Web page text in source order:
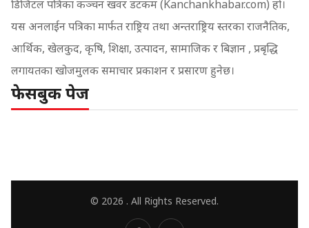
डिजिटल पत्रिका कञ्चन खवर डटकम (Kanchankhabar.com) हो।
यस अनलाईन पत्रिका मार्फत राष्ट्रिय तथा अन्तराष्ट्रिय स्तरका राजनैतिक,
आर्थिक, खेलकुद, कृषि, शिक्षा, उत्पादन, सामाजिक र बिज्ञान , प्रबृद्धि
लगायतका खोजमुलक समाचार प्रकाशन र प्रसारण हुनेछ।
फेसबुक पेज
© 2026 . All Rights Reserved.